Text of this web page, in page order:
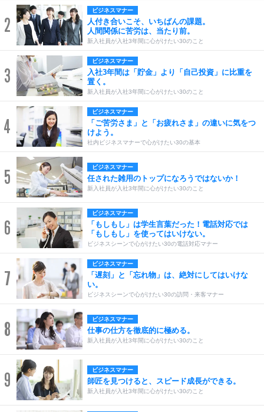
2
ビジネスマナー
人付き合いこそ、いちばんの課題。
人間関係に苦労は、当たり前。
新入社員が入社3年間に心がけたい30のこと
3
ビジネスマナー
入社3年間は「貯金」より「自己投資」に比重を
置く。
新入社員が入社3年間に心がけたい30のこと
4
ビジネスマナー
「ご苦労さま」と「お疲れさま」の違いに気をつ
けよう。
社内ビジネスマナーで心がけたい30の基本
5 ビジネスマナー
任された雑用のトップになろうではないか！
新入社員が入社3年間に心がけたい30のこと
6
ビジネスマナー
「もしもし」は学生言葉だった！電話対応では
「もしもし」を使ってはいけない。
ビジネスシーンで心がけたい30の電話対応マナー
7
ビジネスマナー
「遅刻」と「忘れ物」は、絶対にしてはいけな
い。
ビジネスシーンで心がけたい30の訪問・来客マナー
8 ビジネスマナー
仕事の仕方を徹底的に極める。
新入社員が入社3年間に心がけたい30のこと
9 ビジネスマナー
師匠を見つけると、スピード成長ができる。
新入社員が入社3年間に心がけたい30のこと